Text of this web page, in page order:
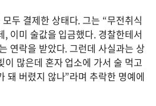
두 결제한 상태다. 그는 “무전취식
, 이미 술값을 입금했다. 경찰한테서
연락을 받았다. 그런데 사실과는 상
이 많은데 혼자 업소에 가서 술 먹고
돼 버렸지 않나”라며 추락한 명예에